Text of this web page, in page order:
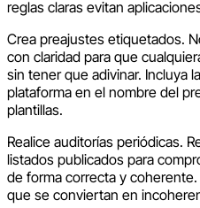
reglas claras evitan
Crea preajustes etiquetados.
con claridad para que
sin tener que adivinar. Incluya
plataforma en el nombre del
plantillas.
Realice auditorías periódicas.
listados publicados para
de forma correcta y
que se conviertan en